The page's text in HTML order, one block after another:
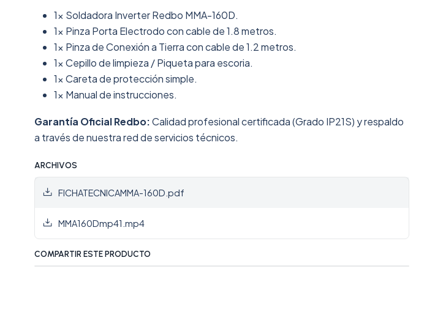
1x Soldadora Inverter Redbo MMA-160D.
1x Pinza Porta Electrodo con cable de 1.8 metros.
1x Pinza de Conexión a Tierra con cable de 1.2 metros.
1x Cepillo de limpieza / Piqueta para escoria.
1x Careta de protección simple.
1x Manual de instrucciones.
Garantía Oficial Redbo:Calidad profesional certificada (Grado IP21S) y respaldo
a través de nuestra red de servicios técnicos.
ARCHIVOS
FICHATECNICAMMA-160D.pdf
MMA160Dmp41.mp4
COMPARTIR ESTE PRODUCTO